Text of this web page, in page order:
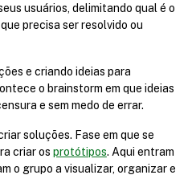
usuários, delimitando qual é o
precisa ser resolvido ou
e criando ideias para
o brainstorm em que ideias
e sem medo de errar.
soluções. Fase em que se
criar os protótipos. Aqui entram
o grupo a visualizar, organizar e